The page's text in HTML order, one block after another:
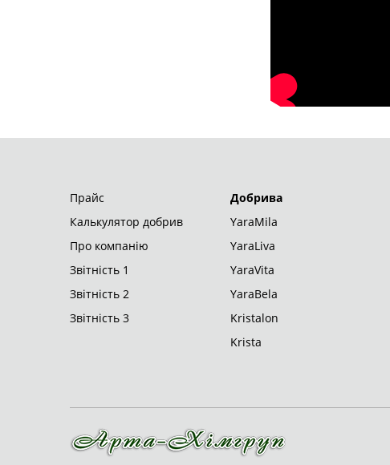
ТОВ "АРТА-ХІМГРУП" © 2026
Прайс
Калькулятор добрив
Про компанію
Звітність 1
Звітність 2
Звітність 3
Добрива
YaraMila
YaraLiva
YaraVita
YaraBela
Kristalon
Krista